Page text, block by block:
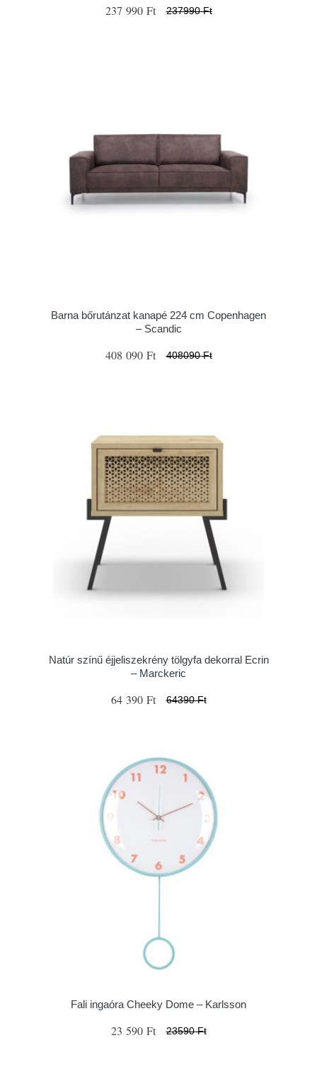
237 990 Ft 237990 Ft
Barna bőrutánzat kanapé 224 cm Copenhagen
– Scandic
408 090 Ft 408090 Ft
Natúr színű éjjeliszekrény tölgyfa dekorral Ecrin
– Marckeric
64 390 Ft 64390 Ft
Fali ingaóra Cheeky Dome – Karlsson
23 590 Ft 23590 Ft